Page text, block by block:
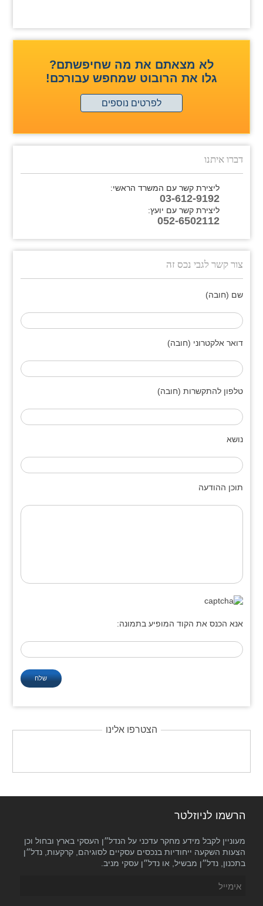
לא מצאתם את מה שחיפשתם?
גלו את הרובוט שמחפש עבורכם!
לפרטים נוספים
דברו איתנו
ליצירת קשר עם המשרד הראשי:
03-612-9192
ליצירת קשר עם יועץ:
052-6502112
צור קשר לגבי נכס זה
שם (חובה)
דואר אלקטרוני (חובה)
טלפון להתקשרות (חובה)
נושא
תוכן ההודעה
אנא הכנס את הקוד המופיע בתמונה:
הצטרפו אלינו
הרשמו לניוזלטר
מעוניין לקבל מידע מחקר עדכני על הנדל״ן העסקי בארץ ובחול וכן
הצעות השקעה ייחודיות בנכסים עסקיים לסוגיהם, קרקעות, נדל״ן
בתכנון, נדל״ן מבשיל, או נדל״ן עסקי מניב.